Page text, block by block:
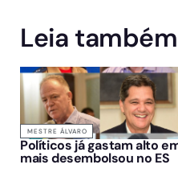
Leia também
MESTRE ÁLVARO
Políticos já gastam alto
mais desembolsou no ES